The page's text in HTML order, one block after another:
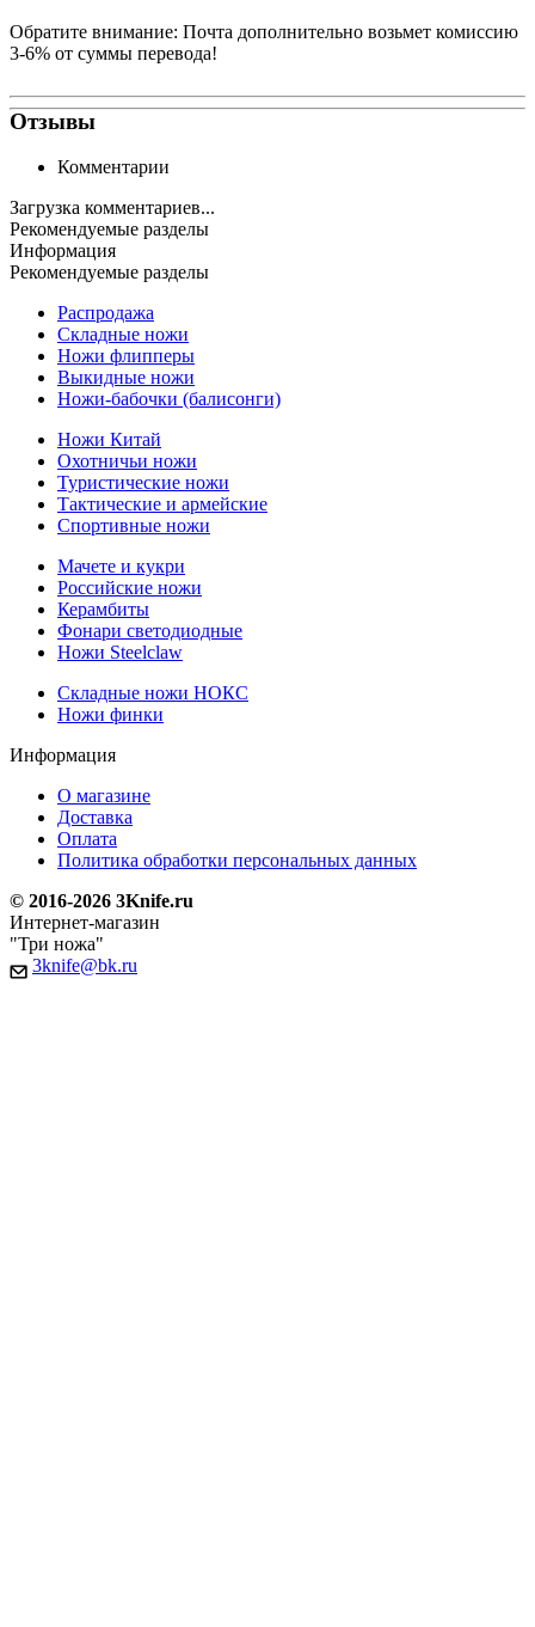
Обратите внимание: Почта дополнительно возьмет комиссию
3-6% от суммы перевода!
Отзывы
Комментарии
Загрузка комментариев...
Рекомендуемые разделы
Информация
Рекомендуемые разделы
Распродажа
Складные ножи
Ножи флипперы
Выкидные ножи
Ножи-бабочки (балисонги)
Ножи Китай
Охотничьи ножи
Туристические ножи
Тактические и армейские
Спортивные ножи
Мачете и кукри
Российские ножи
Керамбиты
Фонари светодиодные
Ножи Steelclaw
Складные ножи НОКС
Ножи финки
Информация
О магазине
Доставка
Оплата
Политика обработки персональных данных
© 2016-2026 3Knife.ru
Интернет-магазин
"Три ножа"
3knife@bk.ru